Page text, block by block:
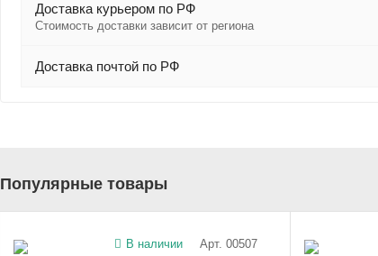
Доставка курьером по РФ
Стоимость доставки зависит от региона
Доставка почтой по РФ
Популярные товары
В наличии Арт. 00507